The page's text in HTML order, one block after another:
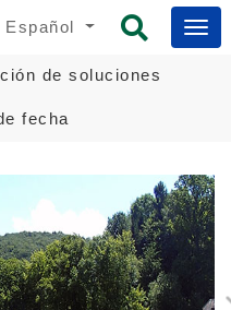
Español
de soluciones
fecha